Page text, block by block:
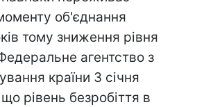
об'єднання
тому зниження рівня
агентство з
країни 3 січня
рівень безробіття в